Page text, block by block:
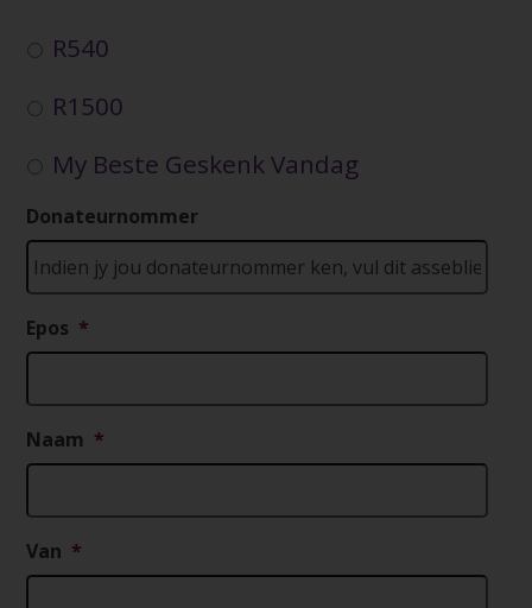
R540
R1500
My Beste Geskenk Vandag
Donateurnommer
Epos *
Naam *
Van *